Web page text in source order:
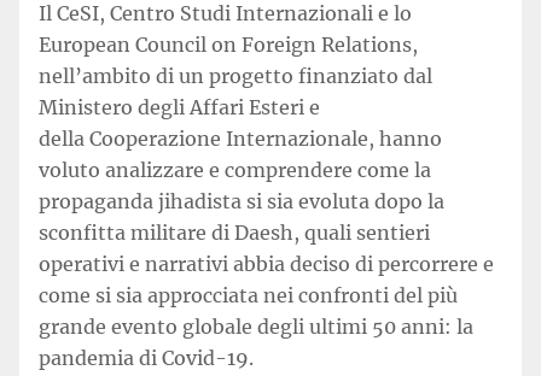
Il CeSI, Centro Studi Internazionali e lo
European Council on Foreign Relations,
nell’ambito di un progetto finanziato dal
Ministero degli Affari Esteri e
della Cooperazione Internazionale, hanno
voluto analizzare e comprendere come la
propaganda jihadista si sia evoluta dopo la
sconfitta militare di Daesh, quali sentieri
operativi e narrativi abbia deciso di percorrere e
come si sia approcciata nei confronti del più
grande evento globale degli ultimi 50 anni: la
pandemia di Covid-19.